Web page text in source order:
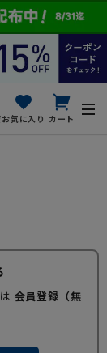
お気に入り カート
会員登録（無